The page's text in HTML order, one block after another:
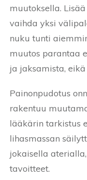
muutoksella.
vaihda yksi
nuku tunti
muutos parantaa
ja jaksamista,
Painonpudotus
rakentuu
lääkärin tarkistus
lihasmassan
jokaisella
tavoitteet.